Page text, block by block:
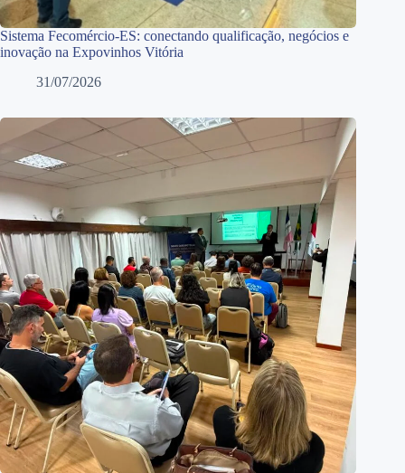
Sistema Fecomércio-ES: conectando qualificação, negócios e
inovação na Expovinhos Vitória
31/07/2026